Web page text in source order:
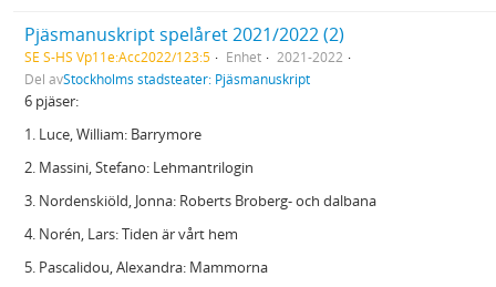
Pjäsmanuskript spelåret 2021/2022 (2)
SE S-HS Vp11e:Acc2022/123:5 Enhet
2021-2022
Del avStockholms stadsteater: Pjäsmanuskript
6 pjäser:
1. Luce, William: Barrymore
2. Massini, Stefano: Lehmantrilogin
3. Nordenskiöld, Jonna: Roberts Broberg- och dalbana
4. Norén, Lars: Tiden är vårt hem
5. Pascalidou, Alexandra: Mammorna